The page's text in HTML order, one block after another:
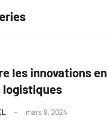
les innovations en
logistiques
mars 8, 2024